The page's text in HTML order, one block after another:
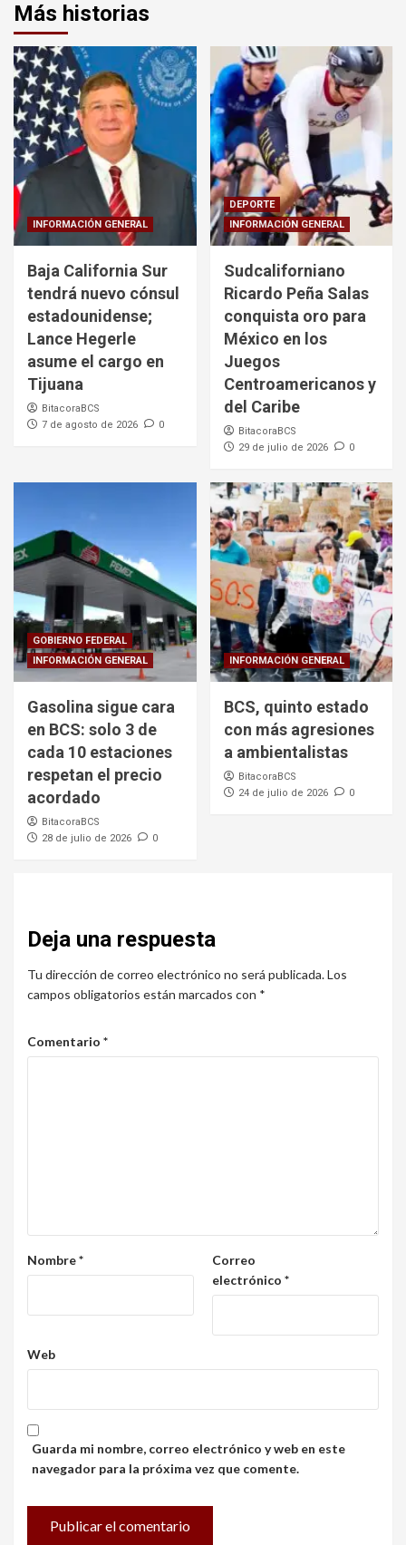
Más historias
INFORMACIÓN GENERAL
Baja California Sur
tendrá nuevo cónsul
estadounidense;
Lance Hegerle
asume el cargo en
Tijuana
BitacoraBCS
7 de agosto de 2026
0
DEPORTE
INFORMACIÓN GENERAL
Sudcaliforniano
Ricardo Peña Salas
conquista oro para
México en los
Juegos
Centroamericanos y
del Caribe
BitacoraBCS
29 de julio de 2026
0
GOBIERNO FEDERAL
INFORMACIÓN GENERAL
Gasolina sigue cara
en BCS: solo 3 de
cada 10 estaciones
respetan el precio
acordado
BitacoraBCS
28 de julio de 2026
0
INFORMACIÓN GENERAL
BCS, quinto estado
con más agresiones
a ambientalistas
BitacoraBCS
24 de julio de 2026
0
Deja una respuesta
Tu dirección de correo electrónico no será publicada.Los
campos obligatorios están marcados con *
Comentario *
Nombre*
Correo
electrónico *
Web
Guarda mi nombre, correo electrónico y web en este
navegador para la próxima vez que comente.